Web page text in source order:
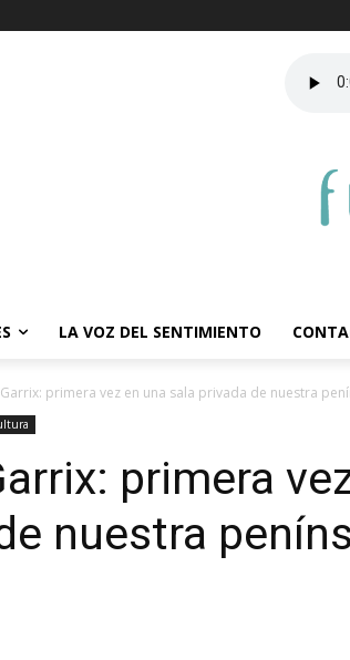
LA VOZ DEL SENTIMIENTO
primera vez en una sala privada de nuestra
primera
nuestra